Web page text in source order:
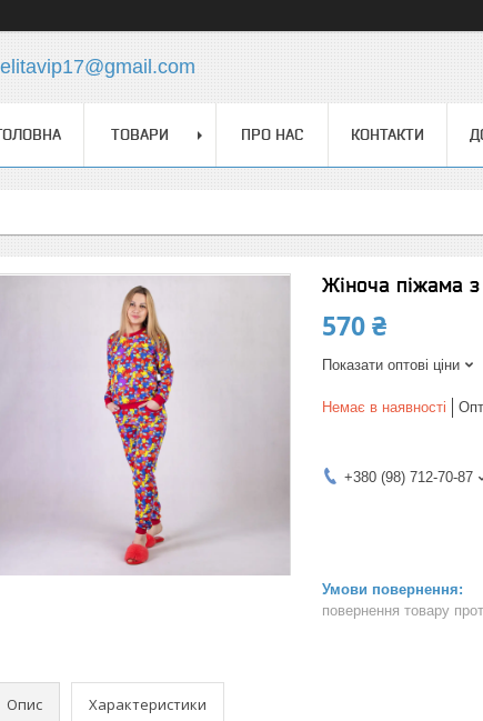
elitavip17@gmail.com
ТОВАРИ ПРО НАС КОНТАКТИ
Жіноча піжама
570 ₴
Показати оптові ціни
Немає в наявності
+380 (98) 712-70-87
повернення товару
Опис Характеристики